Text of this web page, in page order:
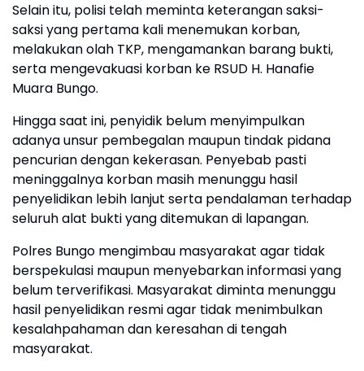
Selain itu, polisi telah meminta keterangan saksi-
saksi yang pertama kali menemukan korban,
melakukan olah TKP, mengamankan barang bukti,
serta mengevakuasi korban ke RSUD H. Hanafie
Muara Bungo.
Hingga saat ini, penyidik belum menyimpulkan
adanya unsur pembegalan maupun tindak pidana
pencurian dengan kekerasan. Penyebab pasti
meninggalnya korban masih menunggu hasil
penyelidikan lebih lanjut serta pendalaman terhadap
seluruh alat bukti yang ditemukan di lapangan.
Polres Bungo mengimbau masyarakat agar tidak
berspekulasi maupun menyebarkan informasi yang
belum terverifikasi. Masyarakat diminta menunggu
hasil penyelidikan resmi agar tidak menimbulkan
kesalahpahaman dan keresahan di tengah
masyarakat.